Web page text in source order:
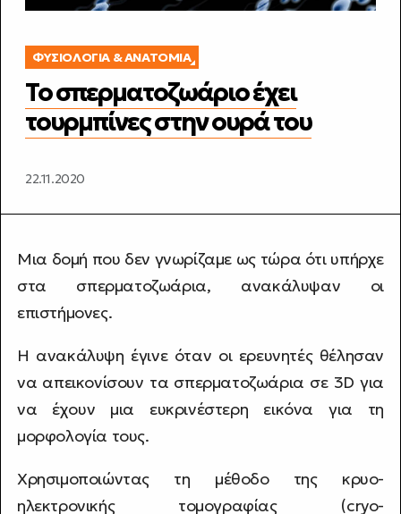
ΦΥΣΙΟΛΟΓΊΑ & ΑΝΑΤΟΜΊΑ
Το σπερματοζωάριο έχει
τουρμπίνες στην ουρά του
22.11.2020
Μια δομή που δεν γνωρίζαμε ως τώρα ότι υπήρχε
στα σπερματοζωάρια, ανακάλυψαν οι
επιστήμονες.
Η ανακάλυψη έγινε όταν οι ερευνητές θέλησαν
να απεικονίσουν τα σπερματοζωάρια σε 3D για
να έχουν μια ευκρινέστερη εικόνα για τη
μορφολογία τους.
Χρησιμοποιώντας τη μέθοδο της κρυο-
ηλεκτρονικής τομογραφίας (cryo-